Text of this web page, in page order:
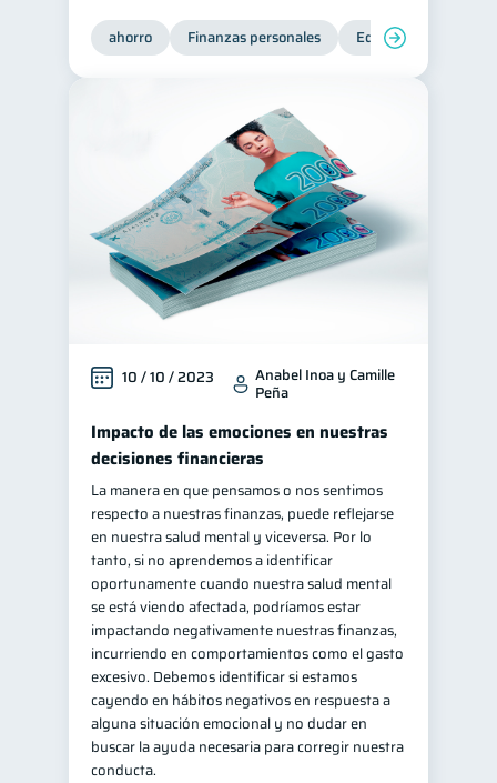
ahorro Finanzas personales Educación financiera
10 / 10 / 2023 Anabel Inoa y Camille
Peña
Impacto de las emociones en nuestras
decisiones financieras
La manera en que pensamos o nos sentimos
respecto a nuestras finanzas, puede reflejarse
en nuestra salud mental y viceversa. Por lo
tanto, si no aprendemos a identificar
oportunamente cuando nuestra salud mental
se está viendo afectada, podríamos estar
impactando negativamente nuestras finanzas,
incurriendo en comportamientos como el gasto
excesivo. Debemos identificar si estamos
cayendo en hábitos negativos en respuesta a
alguna situación emocional y no dudar en
buscar la ayuda necesaria para corregir nuestra
conducta.